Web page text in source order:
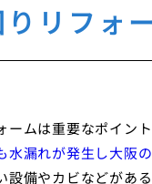
リフォ
ムは重要なポイン
水漏れが発生し大阪
備やカビなどがあ